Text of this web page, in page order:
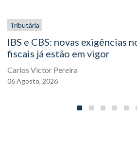
Tributária
IBS e CBS: novas exigências
fiscais já estão em vigor
Carlos Victor Pereira
06Agosto, 2026